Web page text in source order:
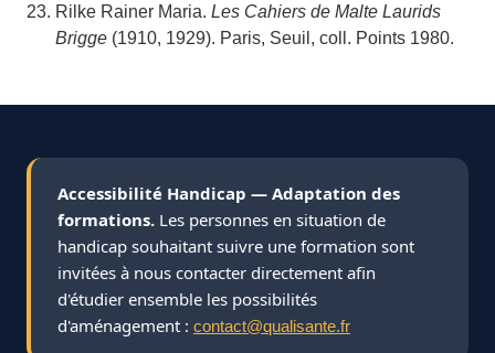
Rilke Rainer Maria. Les Cahiers de Malte Laurids
Brigge (1910, 1929). Paris, Seuil, coll. Points 1980.
Accessibilité Handicap — Adaptation des
formations. Les personnes en situation de
handicap souhaitant suivre une formation sont
invitées à nous contacter directement afin
d'étudier ensemble les possibilités
d'aménagement : contact@qualisante.fr